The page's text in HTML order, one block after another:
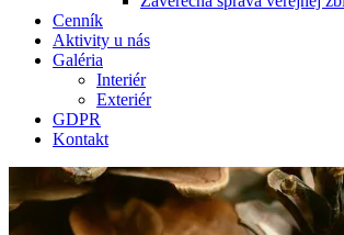
Cenník
Aktivity u nás
Galéria
Interiér
Exteriér
GDPR
Kontakt